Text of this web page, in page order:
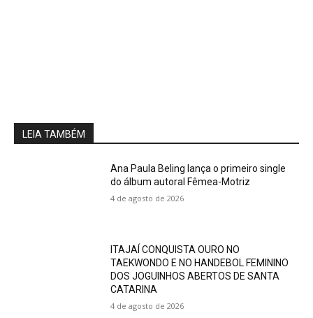
LEIA TAMBÉM
Ana Paula Beling lança o primeiro single
do álbum autoral Fêmea-Motriz
4 de agosto de 2026
ITAJAÍ CONQUISTA OURO NO
TAEKWONDO E NO HANDEBOL FEMININO
DOS JOGUINHOS ABERTOS DE SANTA
CATARINA
4 de agosto de 2026